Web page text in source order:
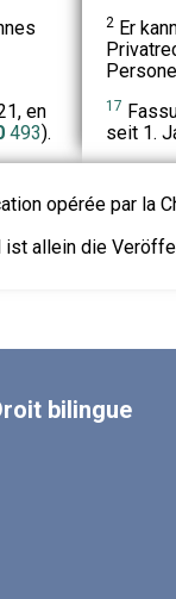
en
493).
2Er
17
seit 1.
opérée par la
allein die
bilingue